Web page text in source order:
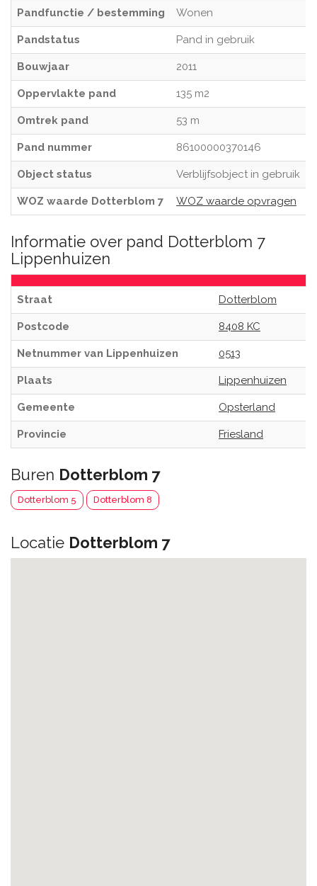
Pandfunctie / bestemming Wonen
Pandstatus Pand in gebruik
Bouwjaar 2011
Oppervlakte pand 135 m2
Omtrek pand 53 m
Pand nummer 86100000370146
Object status Verblijfsobject in gebruik
WOZ waarde Dotterblom 7 WOZ waarde opvragen
Informatie over pand Dotterblom 7
Lippenhuizen
Straat Dotterblom
Postcode 8408 KC
Netnummer van Lippenhuizen 0513
Plaats Lippenhuizen
Gemeente Opsterland
Provincie Friesland
Buren Dotterblom 7
Dotterblom 5 Dotterblom 8
Locatie Dotterblom 7